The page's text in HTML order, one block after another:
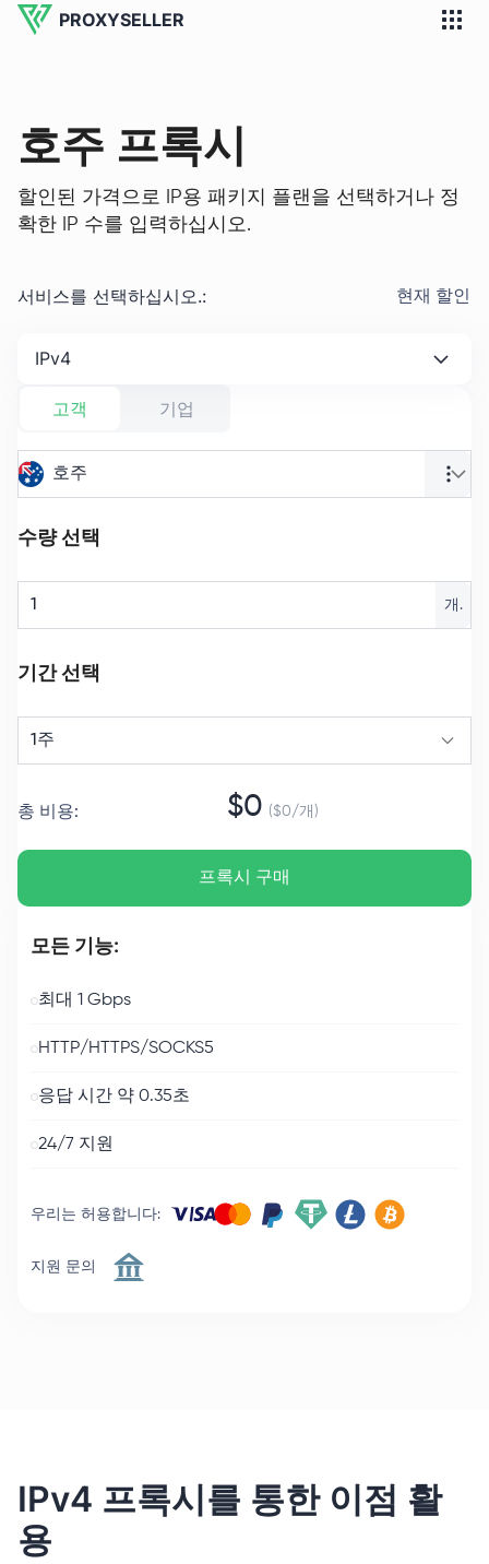
PROXYSELLER
호주 프록시
할인된 가격으로 IP용 패키지 플랜을 선택하거나 정
확한 IP 수를 입력하십시오.
서비스를 선택하십시오.: 현재 할인
IPv4
고객 기업
호주
수량 선택
개.
기간 선택
1주
총 비용: $0 ($0/개 )
프록시 구매
모든 기능:
최대 1 Gbps
HTTP/HTTPS/SOCKS5
응답 시간 약 0.35초
24/7 지원
우리는 허용합니다:
지원 문의
IPv4 프록시를 통한 이점 활
용